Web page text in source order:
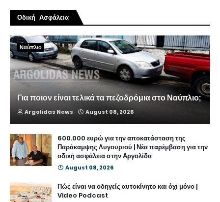
Οδική Ασφάλεια
Ναύπλιο
Για ποιον είναι τελικά τα πεζοδρόμια στο Ναύπλιο;
Argolidas News August 08, 2026
600.000 ευρώ για την αποκατάσταση της
Παράκαμψης Λυγουριού | Νέα παρέμβαση για την
οδική ασφάλεια στην Αργολίδα
August 08, 2026
Πώς είναι να οδηγείς αυτοκίνητο και όχι μόνο |
Video Podcast